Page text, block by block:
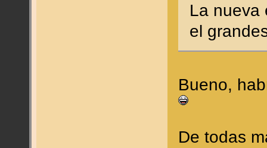
La nueva
el
Bueno,
De todas